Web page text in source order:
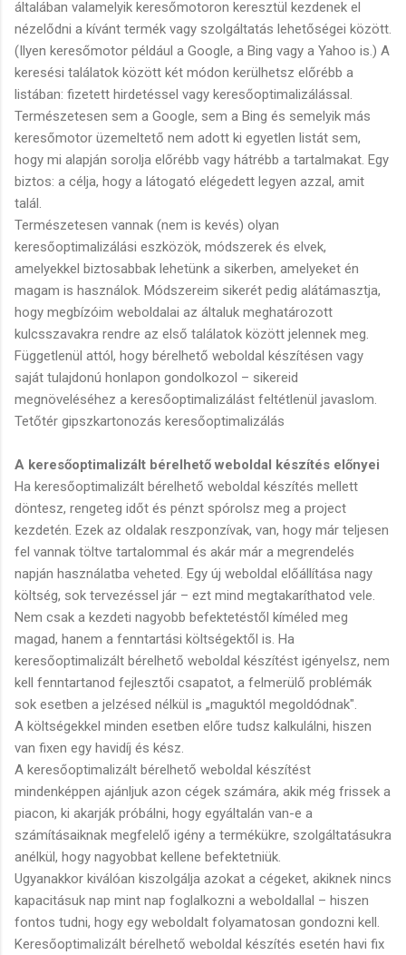
általában valamelyik keresőmotoron keresztül kezdenek el
nézelődni a kívánt termék vagy szolgáltatás lehetőségei között.
(Ilyen keresőmotor például a Google, a Bing vagy a Yahoo is.) A
keresési találatok között két módon kerülhetsz előrébb a
listában: fizetett hirdetéssel vagy keresőoptimalizálással.
Természetesen sem a Google, sem a Bing és semelyik más
keresőmotor üzemeltető nem adott ki egyetlen listát sem,
hogy mi alapján sorolja előrébb vagy hátrébb a tartalmakat. Egy
biztos: a célja, hogy a látogató elégedett legyen azzal, amit
talál.
Természetesen vannak (nem is kevés) olyan
keresőoptimalizálási eszközök, módszerek és elvek,
amelyekkel biztosabbak lehetünk a sikerben, amelyeket én
magam is használok. Módszereim sikerét pedig alátámasztja,
hogy megbízóim weboldalai az általuk meghatározott
kulcsszavakra rendre az első találatok között jelennek meg.
Függetlenül attól, hogy bérelhető weboldal készítésen vagy
saját tulajdonú honlapon gondolkozol – sikereid
megnöveléséhez a keresőoptimalizálást feltétlenül javaslom.
Tetőtér gipszkartonozás keresőoptimalizálás
A keresőoptimalizált bérelhető weboldal készítés előnyei
Ha keresőoptimalizált bérelhető weboldal készítés mellett
döntesz, rengeteg időt és pénzt spórolsz meg a project
kezdetén. Ezek az oldalak reszponzívak, van, hogy már teljesen
fel vannak töltve tartalommal és akár már a megrendelés
napján használatba veheted. Egy új weboldal előállítása nagy
költség, sok tervezéssel jár – ezt mind megtakaríthatod vele.
Nem csak a kezdeti nagyobb befektetéstől kíméled meg
magad, hanem a fenntartási költségektől is. Ha
keresőoptimalizált bérelhető weboldal készítést igényelsz, nem
kell fenntartanod fejlesztői csapatot, a felmerülő problémák
sok esetben a jelzésed nélkül is „maguktól megoldódnak".
A költségekkel minden esetben előre tudsz kalkulálni, hiszen
van fixen egy havidíj és kész.
A keresőoptimalizált bérelhető weboldal készítést
mindenképpen ajánljuk azon cégek számára, akik még frissek a
piacon, ki akarják próbálni, hogy egyáltalán van-e a
számításaiknak megfelelő igény a termékükre, szolgáltatásukra
anélkül, hogy nagyobbat kellene befektetniük.
Ugyanakkor kiválóan kiszolgálja azokat a cégeket, akiknek nincs
kapacitásuk nap mint nap foglalkozni a weboldallal – hiszen
fontos tudni, hogy egy weboldalt folyamatosan gondozni kell.
Keresőoptimalizált bérelhető weboldal készítés esetén havi fix